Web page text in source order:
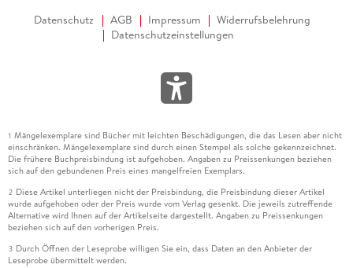
Datenschutz AGB Impressum
Widerrufsbelehrung
Datenschutzeinstellungen
1 Mängelexemplare sind Bücher mit leichten Beschädigungen, die das Lesen aber nicht
einschränken. Mängelexemplare sind durch einen Stempel als solche gekennzeichnet.
Die frühere Buchpreisbindung ist aufgehoben. Angaben zu Preissenkungen beziehen
sich auf den gebundenen Preis eines mangelfreien Exemplars.
2 Diese Artikel unterliegen nicht der Preisbindung, die Preisbindung dieser Artikel
wurde aufgehoben oder der Preis wurde vom Verlag gesenkt. Die jeweils zutreffende
Alternative wird Ihnen auf der Artikelseite dargestellt. Angaben zu Preissenkungen
beziehen sich auf den vorherigen Preis.
3 Durch Öffnen der Leseprobe willigen Sie ein, dass Daten an den Anbieter der
Leseprobe übermittelt werden.